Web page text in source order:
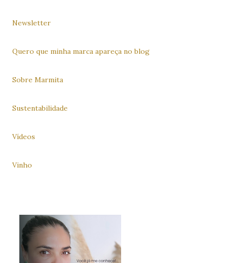
Newsletter
Quero que minha marca apareça no blog
Sobre Marmita
Sustentabilidade
Vídeos
Vinho